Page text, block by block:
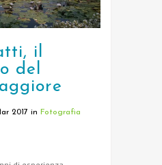
il
del
2017 in Fotografia